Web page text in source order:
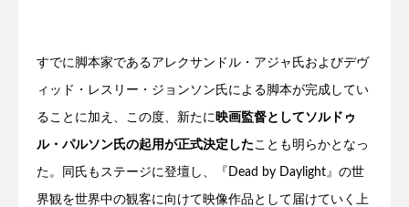
すでに脚本家であるアレクサンドル・アジャ氏およびデヴ
ィッド・レスリー・ジョンソン氏による脚本が完成してい
ることに加え、この度、新たに映画監督としてソルドゥ
ル・パルソン氏の起用が正式決定したことも明らかとなっ
た。同氏もステージに登壇し、『Dead by Daylight』の世
界観を世界中の観客に向けて映像作品として届けていく上